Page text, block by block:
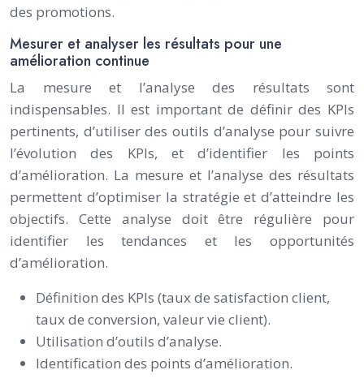
des promotions.
Mesurer et analyser les résultats pour une
amélioration continue
La mesure et l’analyse des résultats sont
indispensables. Il est important de définir des KPIs
pertinents, d’utiliser des outils d’analyse pour suivre
l’évolution des KPIs, et d’identifier les points
d’amélioration. La mesure et l’analyse des résultats
permettent d’optimiser la stratégie et d’atteindre les
objectifs. Cette analyse doit être régulière pour
identifier les tendances et les opportunités
d’amélioration.
Définition des KPIs (taux de satisfaction client,
taux de conversion, valeur vie client).
Utilisation d’outils d’analyse.
Identification des points d’amélioration.